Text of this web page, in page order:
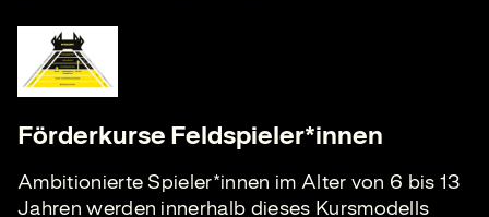
Förderkurse Feldspieler*innen
Ambitionierte Spieler*innen im Alter von 6 bis 13
Jahren werden innerhalb dieses Kursmodells